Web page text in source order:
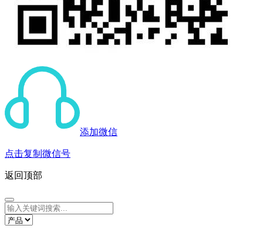
添加微信
点击复制微信号
返回顶部